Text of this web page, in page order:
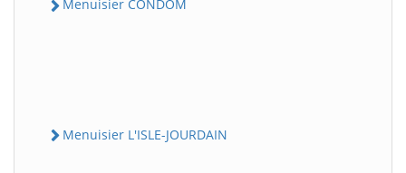
Menuisier CONDOM
Menuisier L'ISLE-JOURDAIN